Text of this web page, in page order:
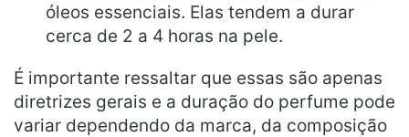
óleos essenciais. Elas tendem a durar
cerca de 2 a 4 horas na pele.
É importante ressaltar que essas são apenas
diretrizes gerais e a duração do perfume pode
variar dependendo da marca, da composição